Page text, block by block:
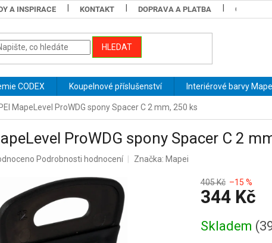
A INSPIRACE KONTAKT DOPRAVA A PLATBA
HLEDAT
CODEX Koupelnové příslušenství Interiérové barvy
MapeLevel ProWDG spony Spacer C 2 mm, 250 ks
ProWDG spony Spacer C 2
Podrobnosti hodnocení Značka: Mapei
405 Kč –15 %
344 Kč
cena:
Skladem